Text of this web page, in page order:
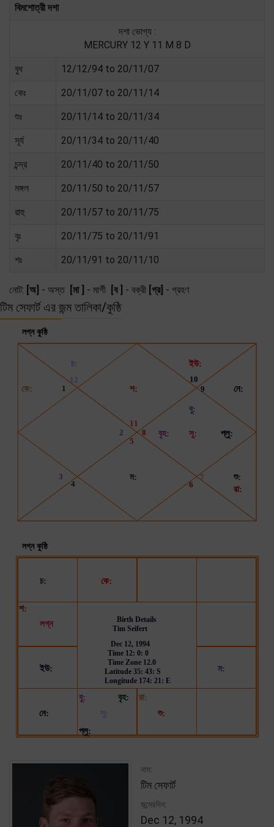
বিমশোত্রী দশা
দশা ভোগ্য :
MERCURY 12 Y 11 M 8 D
বুধ 12/12/94 to 20/11/07
কেঃ 20/11/07 to 20/11/14
শুঃ 20/11/14 to 20/11/34
সূর্য 20/11/34 to 20/11/40
চন্দ্র 20/11/40 to 20/11/50
মঙ্গল 20/11/50 to 20/11/57
রাহু 20/11/57 to 20/11/75
বৃঃ 20/11/75 to 20/11/91
শঃ 20/11/91 to 20/11/10
নোট: [অ] - অস্ত [মা ] - মার্গী [ব ] - বক্রী [গ্র] - গ্রহণ
টিম সেফার্ট এর জন্ম তালিকা/কুষ্ঠি
নাম:
টিম সেফার্ট
জন্মেরদিন:
Dec 12, 1994